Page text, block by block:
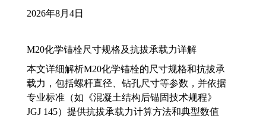
2026年8月4日
M20化学锚栓尺寸规格及抗拔承载力详解
本文详细解析M20化学锚栓的尺寸规格和抗拔承
载力，包括螺杆直径、钻孔尺寸等参数，并依据
专业标准（如《混凝土结构后锚固技术规程》
JGJ 145）提供抗拔承载力计算方法和典型数值